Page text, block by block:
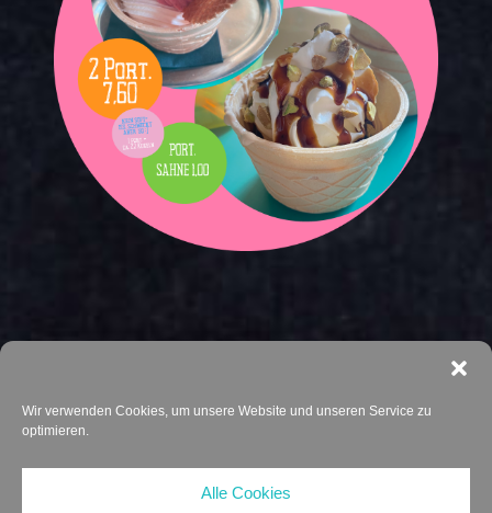
Wir verwenden Cookies, um unsere Website und unseren Service zu
optimieren.
Alle Cookies